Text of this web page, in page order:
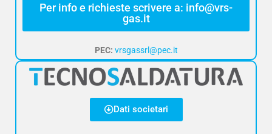
Per info e richieste scrivere a: info@vrs-
gas.it
PEC: vrsgassrl@pec.it
Dati societari